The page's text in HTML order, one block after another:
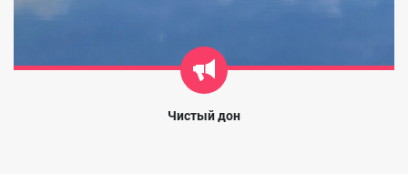
Чистый дон